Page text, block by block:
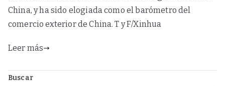
China, y ha sido elogiada como el barómetro del
comercio exterior de China. T y F/Xinhua
Leer más
Buscar